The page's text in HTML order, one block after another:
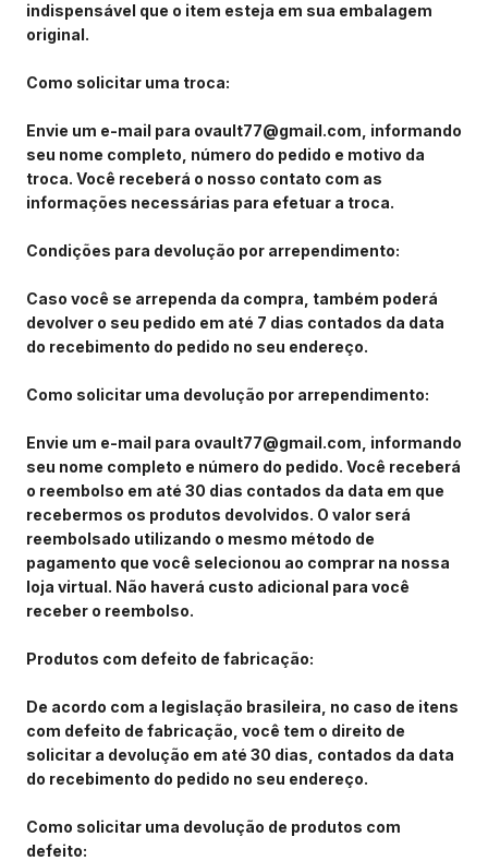
indispensável que o item esteja em sua embalagem
original.
Como solicitar uma troca:
Envie um e-mail para ovault77@gmail.com , informando
seu nome completo, número do pedido e motivo da
troca. Você receberá o nosso contato com as
informações necessárias para efetuar a troca.
Condições para devolução por arrependimento:
Caso você se arrependa da compra, também poderá
devolver o seu pedido em até 7 dias contados da data
do recebimento do pedido no seu endereço.
Como solicitar uma devolução por arrependimento:
Envie um e-mail para ovault77@gmail.com , informando
seu nome completo e número do pedido. Você receberá
o reembolso em até 30 dias contados da data em que
recebermos os produtos devolvidos. O valor será
reembolsado utilizando o mesmo método de
pagamento que você selecionou ao comprar na nossa
loja virtual. Não haverá custo adicional para você
receber o reembolso.
Produtos com defeito de fabricação:
De acordo com a legislação brasileira, no caso de itens
com defeito de fabricação, você tem o direito de
solicitar a devolução em até 30 dias, contados da data
do recebimento do pedido no seu endereço.
Como solicitar uma devolução de produtos com
defeito: